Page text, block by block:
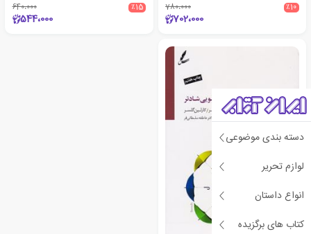
دسته بندی موضوعی
لوازم تحریر
انواع داستان
کتاب های برگزیده
٪10 780،000
702،000
٪15 640،000
544،000